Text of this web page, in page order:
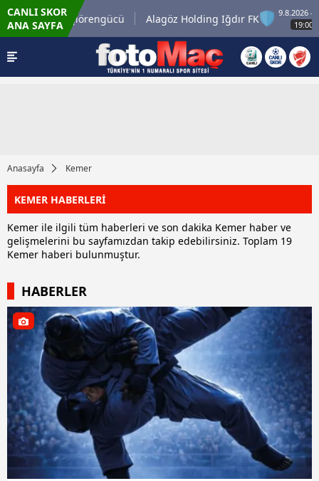
CANLI SKOR
ANA SAYFAKeçiörengücü Alagöz Holding Iğdır FK
9.8.2026 - Paz
Anasayfa Kemer
KEMER HABERLERİ
Kemer ile ilgili tüm haberleri ve son dakika Kemer haber ve
gelişmelerini bu sayfamızdan takip edebilirsiniz. Toplam 19
Kemer haberi bulunmuştur.
HABERLER